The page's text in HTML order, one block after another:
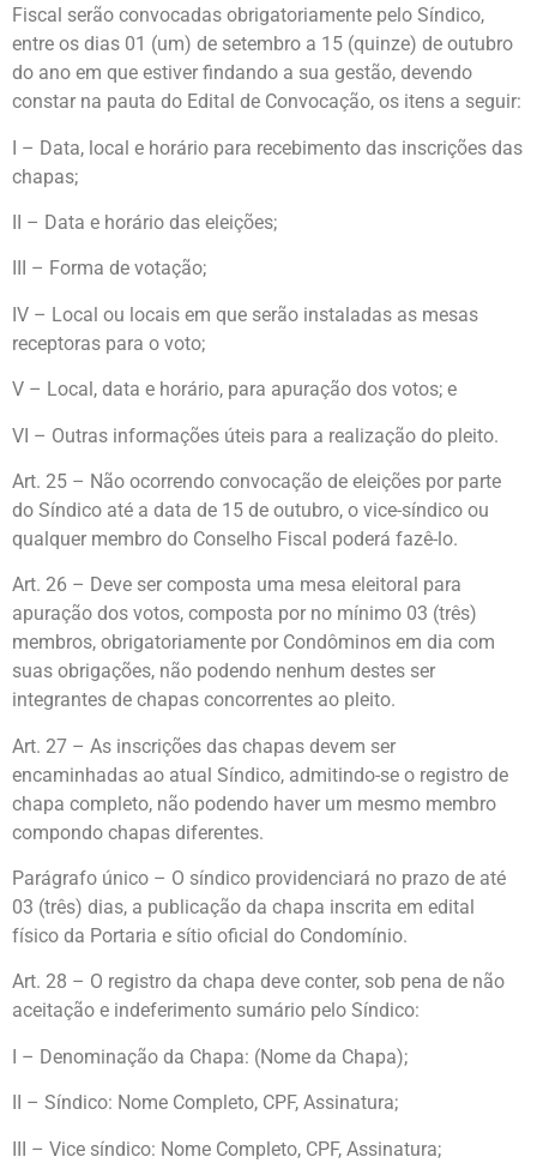
Fiscal serão convocadas obrigatoriamente pelo Síndico,
entre os dias 01 (um) de setembro a 15 (quinze) de outubro
do ano em que estiver findando a sua gestão, devendo
constar na pauta do Edital de Convocação, os itens a seguir:
I – Data, local e horário para recebimento das inscrições das
chapas;
II – Data e horário das eleições;
III – Forma de votação;
IV – Local ou locais em que serão instaladas as mesas
receptoras para o voto;
V – Local, data e horário, para apuração dos votos; e
VI – Outras informações úteis para a realização do pleito.
Art. 25 – Não ocorrendo convocação de eleições por parte
do Síndico até a data de 15 de outubro, o vice-síndico ou
qualquer membro do Conselho Fiscal poderá fazê-lo.
Art. 26 – Deve ser composta uma mesa eleitoral para
apuração dos votos, composta por no mínimo 03 (três)
membros, obrigatoriamente por Condôminos em dia com
suas obrigações, não podendo nenhum destes ser
integrantes de chapas concorrentes ao pleito.
Art. 27 – As inscrições das chapas devem ser
encaminhadas ao atual Síndico, admitindo-se o registro de
chapa completo, não podendo haver um mesmo membro
compondo chapas diferentes.
Parágrafo único – O síndico providenciará no prazo de até
03 (três) dias, a publicação da chapa inscrita em edital
físico da Portaria e sítio oficial do Condomínio.
Art. 28 – O registro da chapa deve conter, sob pena de não
aceitação e indeferimento sumário pelo Síndico:
I – Denominação da Chapa: (Nome da Chapa);
II – Síndico: Nome Completo, CPF, Assinatura;
III – Vice síndico: Nome Completo, CPF, Assinatura;